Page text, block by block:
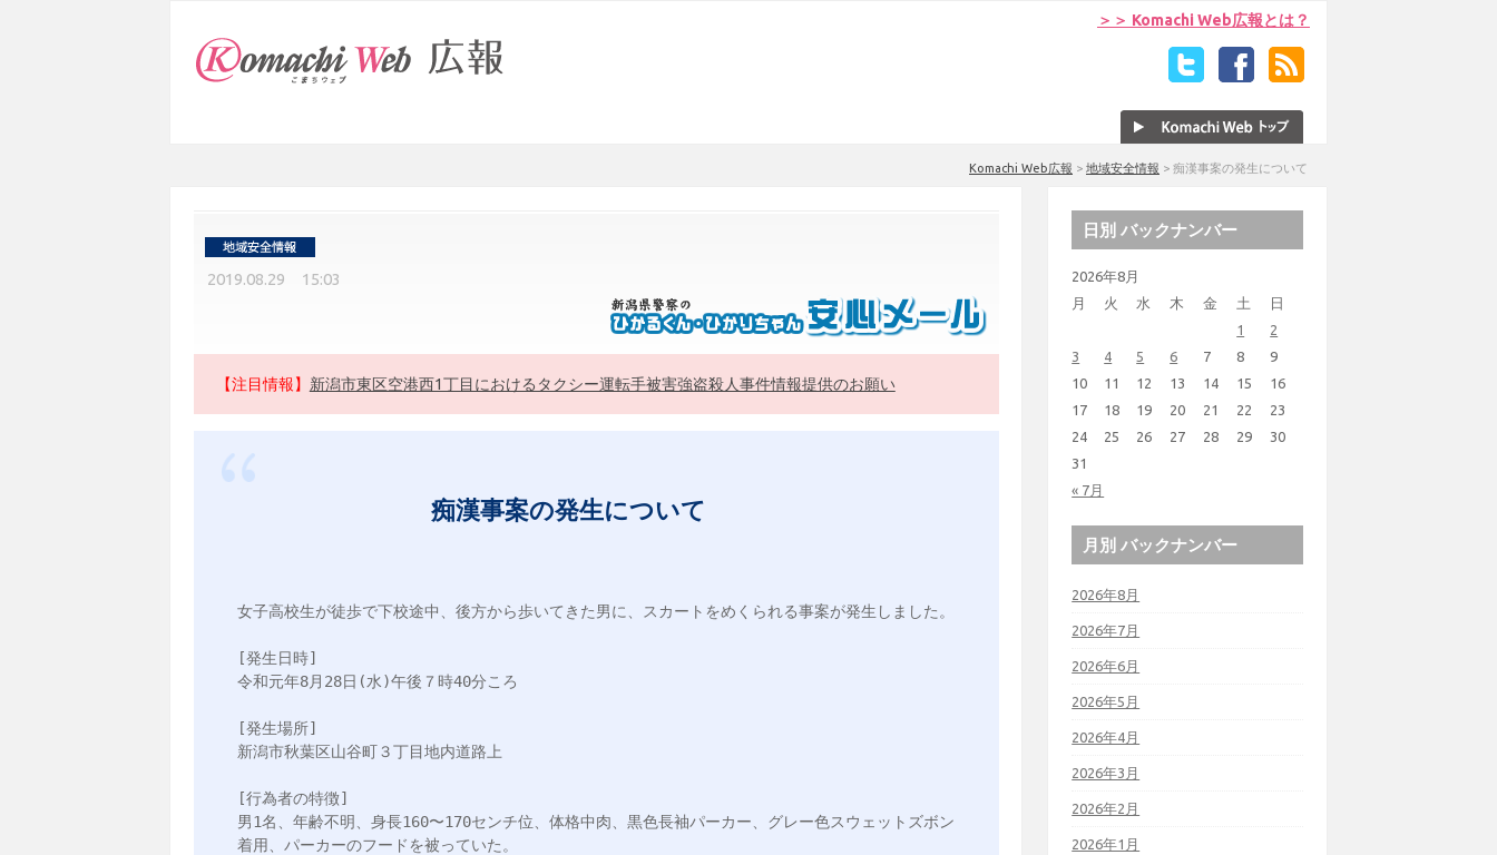
＞＞ Komachi Web広報とは？
Komachi Web広報 > 地域安全情報 > 痴漢事案の発生について
2019.08.29 15:03
【注目情報】 新潟市東区空港西1丁目におけるタクシー運転手被害強盗殺人事件情報提供のお願い
痴漢事案の発生について
女子高校生が徒歩で下校途中、後方から歩いてきた男に、スカートをめくられる事案が発生しました。
[発生日時]
令和元年8月28日(水)午後７時40分ころ
[発生場所]
新潟市秋葉区山谷町３丁目地内道路上
[行為者の特徴]
男1名、年齢不明、身長160〜170センチ位、体格中肉、黒色長袖パーカー、グレー色スウェットズボン
着用、パーカーのフードを被っていた。
日別 バックナンバー
2026年8月
月
火 水 木 金 土 日
« 7月
1
2
3
4 5 6 7 8
9
10
11 12 13 14 15
16
17
18 19 20 21 22
23
24
25 26 27 28 29
30
31
月別 バックナンバー
2026年8月
2026年7月
2026年6月
2026年5月
2026年4月
2026年3月
2026年2月
2026年1月